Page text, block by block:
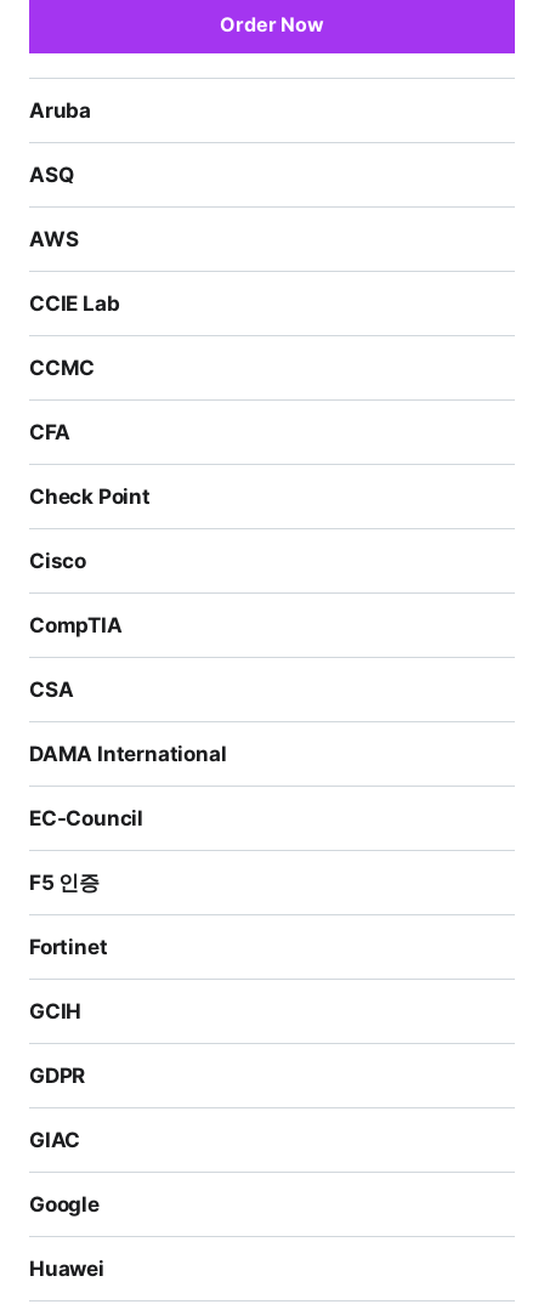
Order Now
Aruba
ASQ
AWS
CCIE Lab
CCMC
CFA
Check Point
Cisco
CompTIA
CSA
DAMA International
EC-Council
F5 인증
Fortinet
GCIH
GDPR
GIAC
Google
Huawei